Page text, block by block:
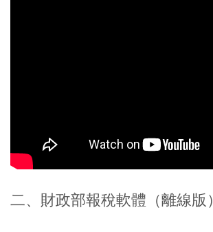
二、財政部報稅軟體（離線版）